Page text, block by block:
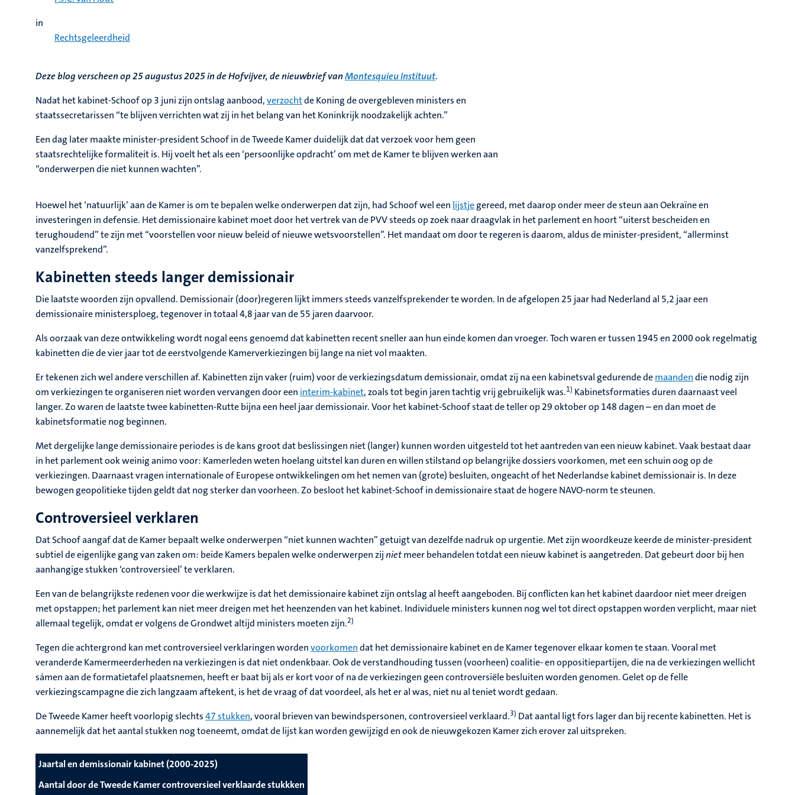
in
Rechtsgeleerdheid
Deze blog verscheen op 25 augustus 2025 in de Hofvijver, de nieuwbrief vanMontesquieu Instituut.
Nadat het kabinet-Schoof op 3 juni zijn ontslag aanbood,verzochtde Koning de overgebleven ministers en
staatssecretarissen “te blijven verrichten wat zij in het belang van het Koninkrijk noodzakelijk achten.”
Een dag later maakte minister-president Schoof in de Tweede Kamer duidelijk dat dat verzoek voor hem geen
staatsrechtelijke formaliteit is. Hij voelt het als een ‘persoonlijke opdracht’ om met de Kamer te blijven werken aan
“onderwerpen die niet kunnen wachten”.
Hoewel het ‘natuurlijk’ aan de Kamer is om te bepalen welke onderwerpen dat zijn, had Schoof wel een lijstjegereed, met daarop onder meer de steun aan Oekraïne en
investeringen in defensie. Het demissionaire kabinet moet door het vertrek van de PVV steeds op zoek naar draagvlak in het parlement en hoort “uiterst bescheiden en
terughoudend” te zijn met “voorstellen voor nieuw beleid of nieuwe wetsvoorstellen”. Het mandaat om door te regeren is daarom, aldus de minister-president, “allerminst
vanzelfsprekend”.
Kabinetten steeds langer demissionair
Die laatste woorden zijn opvallend. Demissionair (door)regeren lijkt immers steeds vanzelfsprekender te worden. In de afgelopen 25 jaar had Nederland al 5,2 jaar een
demissionaire ministersploeg, tegenover in totaal 4,8 jaar van de 55 jaren daarvoor.
Als oorzaak van deze ontwikkeling wordt nogal eens genoemd dat kabinetten recent sneller aan hun einde komen dan vroeger. Toch waren er tussen 1945 en 2000 ook regelmatig
kabinetten die de vier jaar tot de eerstvolgende Kamerverkiezingen bij lange na niet vol maakten.
Er tekenen zich wel andere verschillen af. Kabinetten zijn vaker (ruim) voor de verkiezingsdatum demissionair, omdat zij na een kabinetsval gedurende demaandendie nodig zijn
om verkiezingen te organiseren niet worden vervangen door een interim-kabinet, zoals tot begin jaren tachtig vrij gebruikelijk was.1) Kabinetsformaties duren daarnaast veel
langer. Zo waren de laatste twee kabinetten-Rutte bijna een heel jaar demissionair. Voor het kabinet-Schoof staat de teller op 29 oktober op 148 dagen – en dan moet de
kabinetsformatie nog beginnen.
Met dergelijke lange demissionaire periodes is de kans groot dat beslissingen niet (langer) kunnen worden uitgesteld tot het aantreden van een nieuw kabinet. Vaak bestaat daar
in het parlement ook weinig animo voor: Kamerleden weten hoelang uitstel kan duren en willen stilstand op belangrijke dossiers voorkomen, met een schuin oog op de
verkiezingen. Daarnaast vragen internationale of Europese ontwikkelingen om het nemen van (grote) besluiten, ongeacht of het Nederlandse kabinet demissionair is. In deze
bewogen geopolitieke tijden geldt dat nog sterker dan voorheen. Zo besloot het kabinet-Schoof in demissionaire staat de hogere NAVO-norm te steunen.
Controversieel verklaren
Dat Schoof aangaf dat de Kamer bepaalt welke onderwerpen “niet kunnen wachten” getuigt van dezelfde nadruk op urgentie. Met zijn woordkeuze keerde de minister-president
subtiel de eigenlijke gang van zaken om: beide Kamers bepalen welke onderwerpen zijnietmeer behandelen totdat een nieuw kabinet is aangetreden. Dat gebeurt door bij hen
aanhangige stukken ‘controversieel’ te verklaren.
Een van de belangrijkste redenen voor die werkwijze is dat het demissionaire kabinet zijn ontslag al heeft aangeboden. Bij conflicten kan het kabinet daardoor niet meer dreigen
met opstappen; het parlement kan niet meer dreigen met het heenzenden van het kabinet. Individuele ministers kunnen nog wel tot direct opstappen worden verplicht, maar niet
allemaal tegelijk, omdat er volgens de Grondwet altijd ministers moeten zijn.2)
Tegen die achtergrond kan met controversieel verklaringen wordenvoorkomendat het demissionaire kabinet en de Kamer tegenover elkaar komen te staan. Vooral met
veranderde Kamermeerderheden na verkiezingen is dat niet ondenkbaar. Ook de verstandhouding tussen (voorheen) coalitie- en oppositiepartijen, die na de verkiezingen wellicht
sámen aan de formatietafel plaatsnemen, heeft er baat bij als er kort voor of na de verkiezingen geen controversiële besluiten worden genomen. Gelet op de felle
verkiezingscampagne die zich langzaam aftekent, is het de vraag of dat voordeel, als het er al was, niet nu al teniet wordt gedaan.
De Tweede Kamer heeft voorlopig slechts47 stukken, vooral brieven van bewindspersonen, controversieel verklaard.3) Dat aantal ligt fors lager dan bij recente kabinetten. Het is
aannemelijk dat het aantal stukken nog toeneemt, omdat de lijst kan worden gewijzigd en ook de nieuwgekozen Kamer zich erover zal uitspreken.
Jaartal en demissionair kabinet (2000-2025)
Aantal door de Tweede Kamer controversieel verklaarde stukkken